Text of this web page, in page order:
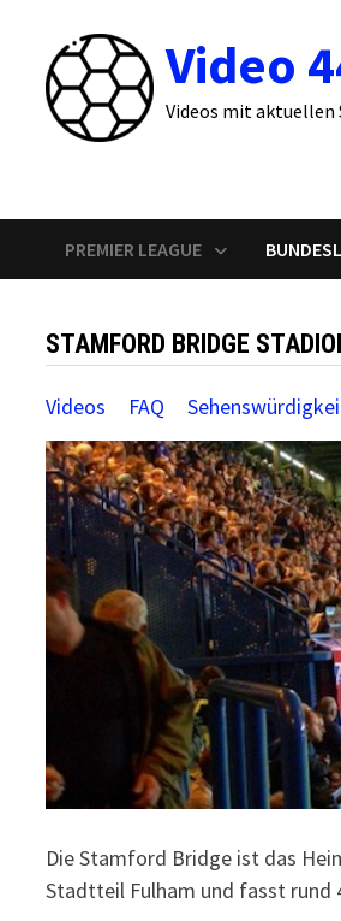
springen
Video
Videos mit
PREMIER LEAGUE
STAMFORD BRIDGE
Videos FAQ
Die Stamford Bridge ist das
Stadtteil Fulham und fasst rund